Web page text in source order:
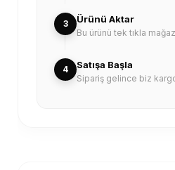
3 Ürünü Aktar
Bu ürünü tek tıkla
4 Satışa Başla
Sipariş gelince biz